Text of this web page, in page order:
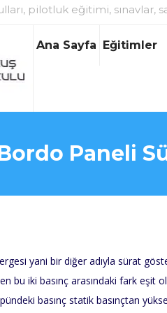
pilotluk eğitimi, sınavlar,
Ana Sayfa Eğitimler
Paneli
yani bir diğer adıyla sürat
bu iki basınç arasındaki fark eşit
basınç statik basınçtan